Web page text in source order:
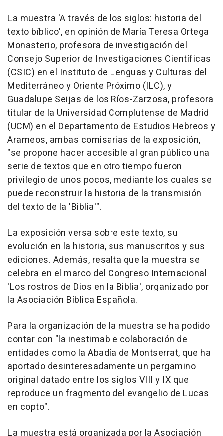
La muestra 'A través de los siglos: historia del
texto bíblico', en opinión de María Teresa Ortega
Monasterio, profesora de investigación del
Consejo Superior de Investigaciones Científicas
(CSIC) en el Instituto de Lenguas y Culturas del
Mediterráneo y Oriente Próximo (ILC), y
Guadalupe Seijas de los Ríos-Zarzosa, profesora
titular de la Universidad Complutense de Madrid
(UCM) en el Departamento de Estudios Hebreos y
Arameos, ambas comisarias de la exposición,
"se propone hacer accesible al gran público una
serie de textos que en otro tiempo fueron
privilegio de unos pocos, mediante los cuales se
puede reconstruir la historia de la transmisión
del texto de la 'Biblia'".
La exposición versa sobre este texto, su
evolución en la historia, sus manuscritos y sus
ediciones. Además, resalta que la muestra se
celebra en el marco del Congreso Internacional
'Los rostros de Dios en la Biblia', organizado por
la Asociación Bíblica Española.
Para la organización de la muestra se ha podido
contar con "la inestimable colaboración de
entidades como la Abadía de Montserrat, que ha
aportado desinteresadamente un pergamino
original datado entre los siglos VIII y IX que
reproduce un fragmento del evangelio de Lucas
en copto".
La muestra está organizada por la Asociación